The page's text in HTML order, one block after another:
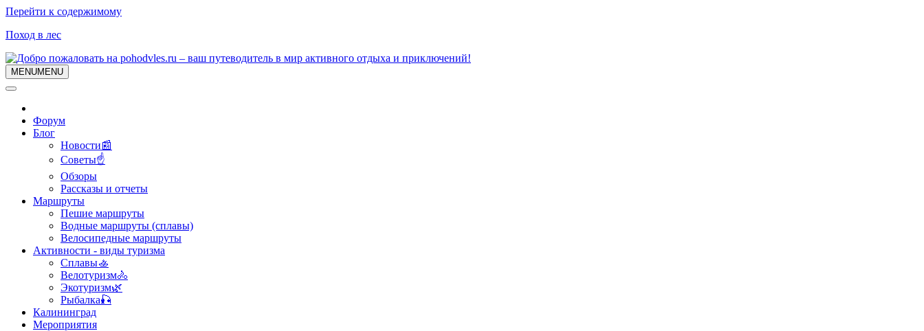
Перейти к содержимому
Поход в лес
MENUMENU
Форум
Блог
Новости📰
Советы☝
Обзоры
Рассказы и отчеты
Маршруты
Пешие маршруты
Водные маршруты (сплавы)
Велосипедные маршруты
Активности - виды туризма
Сплавы🚣
Велотуризм🚴
Экотуризм🌿
Рыбалка🎣
Калининград
Мероприятия